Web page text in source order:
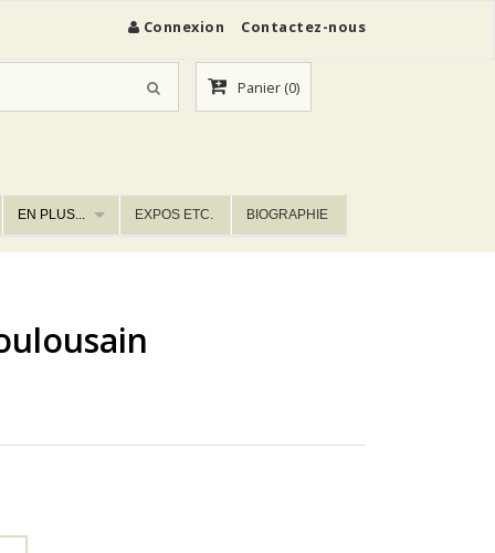
Connexion Contactez-nous
Panier (0)
EN PLUS... EXPOS ETC. BIOGRAPHIE